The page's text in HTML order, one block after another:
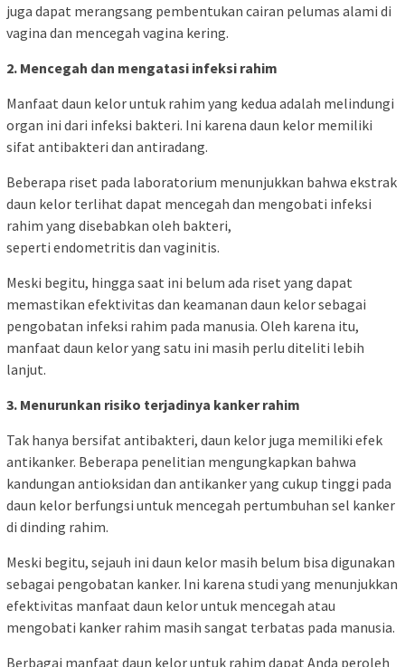
juga dapat merangsang pembentukan cairan pelumas alami di
vagina dan mencegah vagina kering.
2. Mencegah dan mengatasi infeksi rahim
Manfaat daun kelor untuk rahim yang kedua adalah melindungi
organ ini dari infeksi bakteri. Ini karena daun kelor memiliki
sifat antibakteri dan antiradang.
Beberapa riset pada laboratorium menunjukkan bahwa ekstrak
daun kelor terlihat dapat mencegah dan mengobati infeksi
rahim yang disebabkan oleh bakteri,
seperti endometritis dan vaginitis.
Meski begitu, hingga saat ini belum ada riset yang dapat
memastikan efektivitas dan keamanan daun kelor sebagai
pengobatan infeksi rahim pada manusia. Oleh karena itu,
manfaat daun kelor yang satu ini masih perlu diteliti lebih
lanjut.
3. Menurunkan risiko terjadinya kanker rahim
Tak hanya bersifat antibakteri, daun kelor juga memiliki efek
antikanker. Beberapa penelitian mengungkapkan bahwa
kandungan antioksidan dan antikanker yang cukup tinggi pada
daun kelor berfungsi untuk mencegah pertumbuhan sel kanker
di dinding rahim.
Meski begitu, sejauh ini daun kelor masih belum bisa digunakan
sebagai pengobatan kanker. Ini karena studi yang menunjukkan
efektivitas manfaat daun kelor untuk mencegah atau
mengobati kanker rahim masih sangat terbatas pada manusia.
Berbagai manfaat daun kelor untuk rahim dapat Anda peroleh